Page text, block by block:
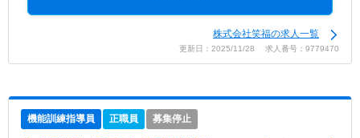
株式会社笑福の求人一覧
更新日：2025/11/28 求人番号：9779470
機能訓練指導員 正職員 募集停止